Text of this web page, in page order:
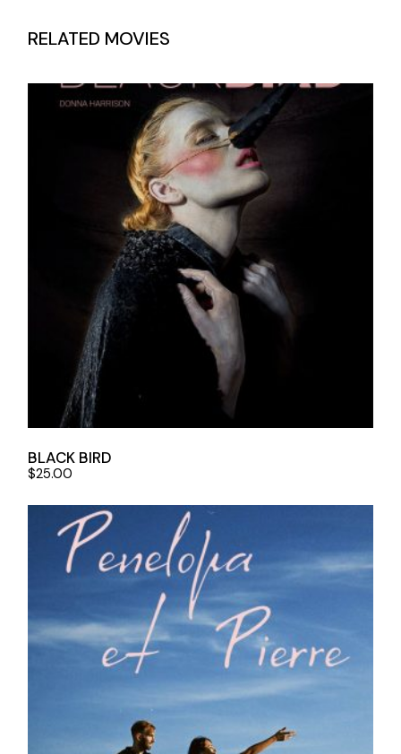
RELATED MOVIES
BLACK BIRD
$25.00